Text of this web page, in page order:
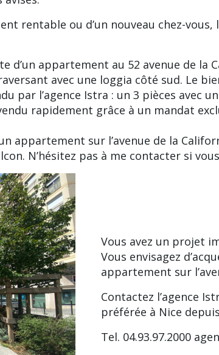
rentable ou d’un nouveau chez-vous,
d’un appartement au 52 avenue de la
avec une loggia côté sud. Le
par l’agence Istra : un 3 pièces avec
rapidement grâce à un mandat
appartement sur l’avenue de la
N’hésitez pas à me contacter si
Vous avez un projet
Vous envisagez
appartement sur
Contactez l’agence
préférée à Nice
Tel. 04.93.97.2000